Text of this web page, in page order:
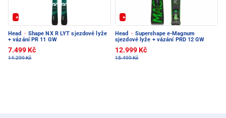
+ Extra Sleva 20%
Head · Shape NX R LYT sjezdové lyže
+ vázání PR 11 GW
7.499 Kč
14.299 Kč
+ Extra Sleva 20%
Head · Supershape e-Magnum
sjezdové lyže + vázání PRD 12 GW
12.999 Kč
15.499 Kč